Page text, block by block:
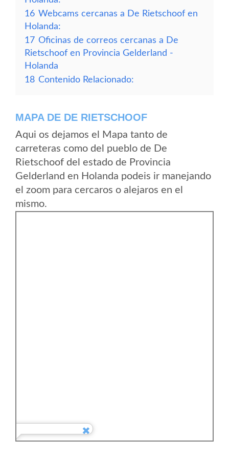
16 Webcams cercanas a De Rietschoof en
Holanda:
17 Oficinas de correos cercanas a De
Rietschoof en Provincia Gelderland -
Holanda
18 Contenido Relacionado:
MAPA DE DE RIETSCHOOF
Aqui os dejamos el Mapa tanto de
carreteras como del pueblo de De
Rietschoof del estado de Provincia
Gelderland en Holanda podeis ir manejando
el zoom para cercaros o alejaros en el
mismo.